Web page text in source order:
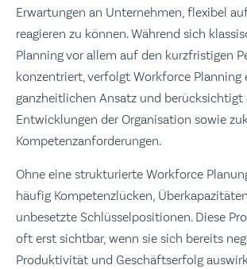
Erwartungen an Unternehmen, flexibel
reagieren zu können. Während sich
Planning vor allem auf den kurzfristigen
konzentriert, verfolgt Workforce Planning
ganzheitlichen Ansatz und
Entwicklungen der Organisation sowie
Kompetenzanforderungen.
Ohne eine strukturierte Workforce
häufig Kompetenzlücken,
unbesetzte Schlüsselpositionen. Diese
oft erst sichtbar, wenn sie sich bereits
Produktivität und Geschäftserfolg